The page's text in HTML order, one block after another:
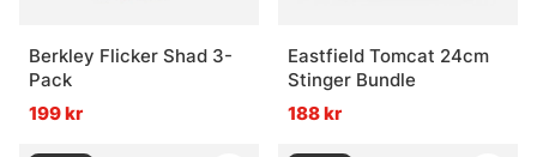
Berkley Flicker Shad 3-
Pack
199 kr
Eastfield Tomcat 24cm
Stinger Bundle
188 kr